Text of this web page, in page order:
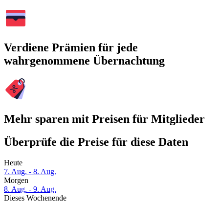
Verdiene Prämien für jede
wahrgenommene Übernachtung
Mehr sparen mit Preisen für Mitglieder
Überprüfe die Preise für diese Daten
Heute
7. Aug. - 8. Aug.
Morgen
8. Aug. - 9. Aug.
Dieses Wochenende